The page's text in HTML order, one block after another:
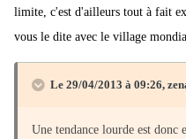
limite, c'est d'ailleurs tout à fait
vous le dite avec le village
Le 29/04/2013 à 09:26,
Une tendance lourde est donc